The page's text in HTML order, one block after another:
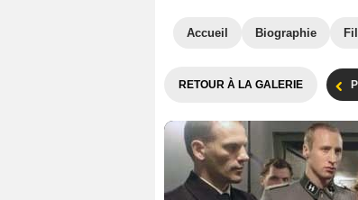
Accueil Biographie
RETOUR À LA GALERIE